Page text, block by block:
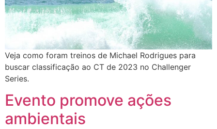
Veja como foram treinos de Michael Rodrigues para
buscar classificação ao CT de 2023 no Challenger
Series.
Evento promove ações
ambientais